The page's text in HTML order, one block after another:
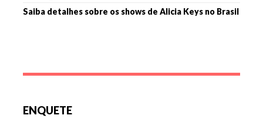
Saiba detalhes sobre os shows de Alicia Keys no Brasil
ENQUETE